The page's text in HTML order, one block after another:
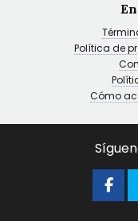
Política de
Cómo